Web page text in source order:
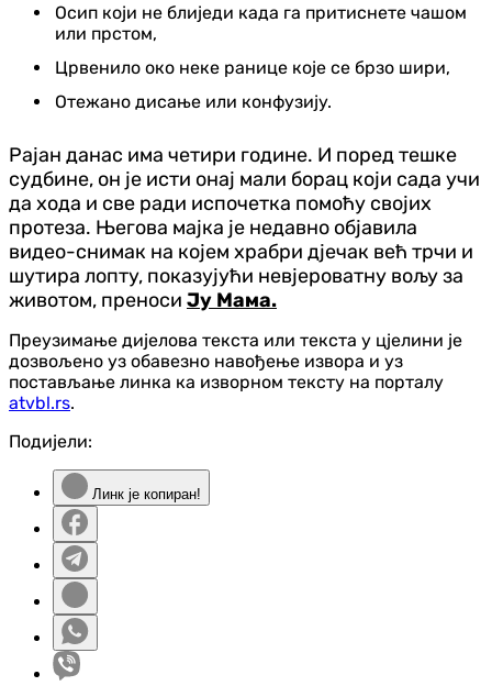
Осип који не блиједи када га притиснете чашом
или прстом,
Црвенило око неке ранице које се брзо шири,
Отежано дисање или конфузију.
Рајан данас има четири године. И поред тешке
судбине, он је исти онај мали борац који сада учи
да хода и све ради испочетка помоћу својих
протеза. Његова мајка је недавно објавила
видео-снимак на којем храбри дјечак већ трчи и
шутира лопту, показујући невјероватну вољу за
животом, преноси Ју Мама.
Преузимање дијелова текста или текста у цјелини је
дозвољено уз обавезно навођење извора и уз
постављање линка ка изворном тексту на порталу
atvbl.rs.
Подијели:
Линк је копиран!